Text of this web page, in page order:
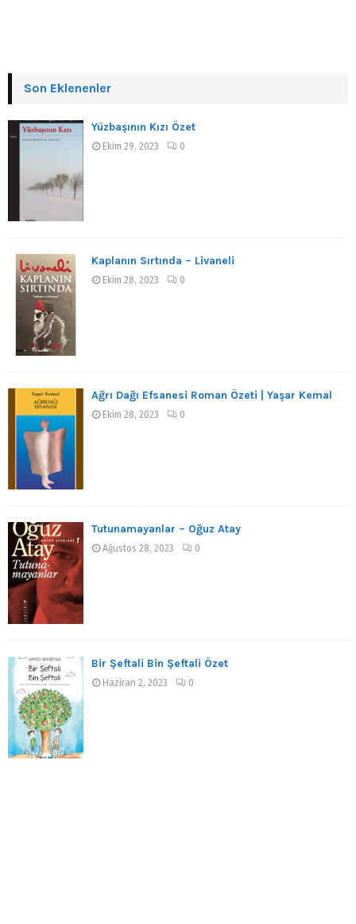
Son Eklenenler
Yüzbaşının Kızı Özet
Ekim 29, 2023 0
Kaplanın Sırtında – Livaneli
Ekim 28, 2023 0
Ağrı Dağı Efsanesi Roman Özeti | Yaşar Kemal
Ekim 28, 2023 0
Tutunamayanlar – Oğuz Atay
Ağustos 28, 2023 0
Bir Şeftali Bin Şeftali Özet
Haziran 2, 2023 0